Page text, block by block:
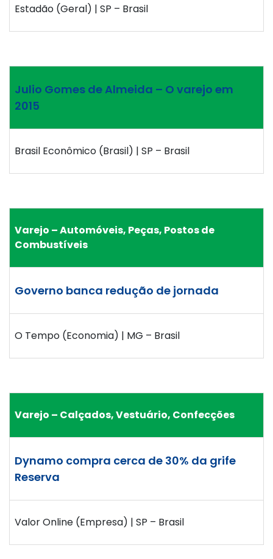
Estadão (Geral) | SP – Brasil
Julio Gomes de Almeida – O varejo em
2015
Brasil Econômico (Brasil) | SP – Brasil
Varejo – Automóveis, Peças, Postos de
Combustíveis
Governo banca redução de jornada
O Tempo (Economia) | MG – Brasil
Varejo – Calçados, Vestuário, Confecções
Dynamo compra cerca de 30% da grife
Reserva
Valor Online (Empresa) | SP – Brasil